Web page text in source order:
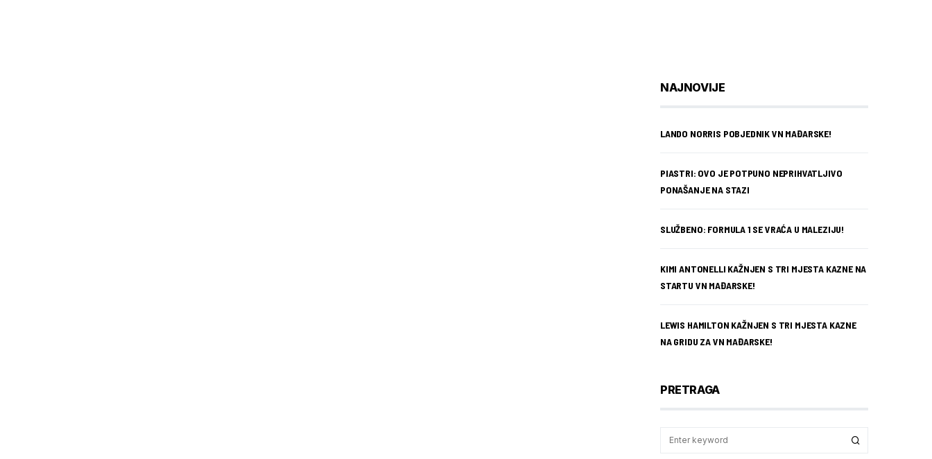
NAJNOVIJE
LANDO NORRIS POBJEDNIK VN MAĐARSKE!
PIASTRI: OVO JE POTPUNO NEPRIHVATLJIVO
PONAŠANJE NA STAZI
SLUŽBENO: FORMULA 1 SE VRAĆA U MALEZIJU!
KIMI ANTONELLI KAŽNJEN S TRI MJESTA KAZNE NA
STARTU VN MAĐARSKE!
LEWIS HAMILTON KAŽNJEN S TRI MJESTA KAZNE
NA GRIDU ZA VN MAĐARSKE!
PRETRAGA